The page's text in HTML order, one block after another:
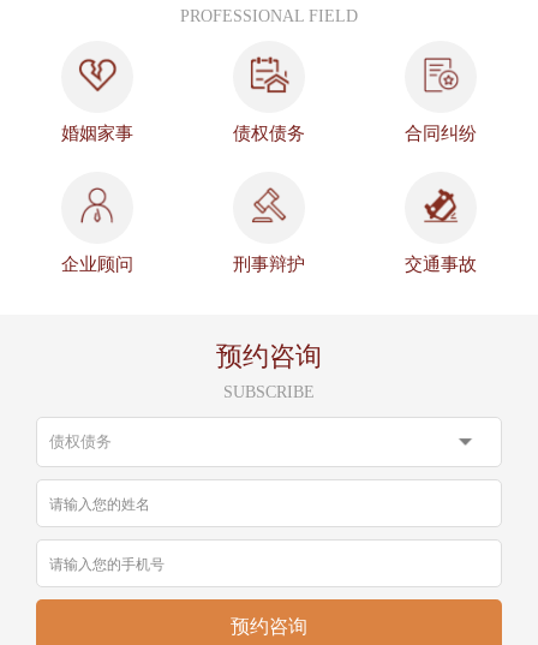
PROFESSIONAL FIELD
婚姻家事 债权债务 合同纠纷
企业顾问 刑事辩护 交通事故
预约咨询
SUBSCRIBE
预约咨询